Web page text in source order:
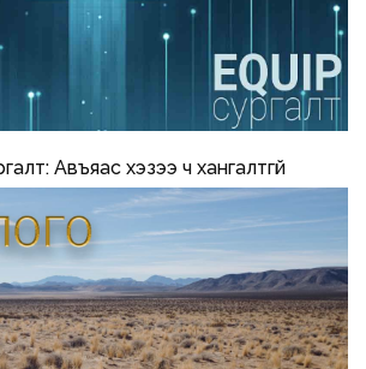
Авъяас хэзээ ч хангалтгүй